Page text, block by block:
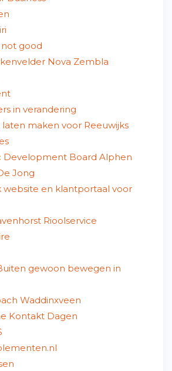
not good
Nova Zembla
in verandering
maken voor Reeuwijks
Development Board Alphen
Jong
website en klantportaal voor
Rioolservice
gewoon bewegen in
Waddinxveen
Kontakt Dagen